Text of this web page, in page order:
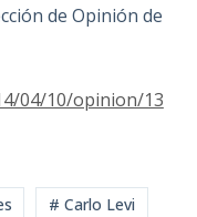
de Opinión de
04/10/opinion/13
# Carlo Levi